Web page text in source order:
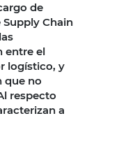
de
Chain
entre el
logístico, y
que no
respecto
a